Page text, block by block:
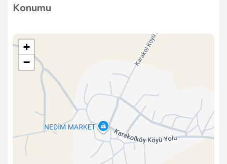
ile dikkat çekmektedir. Detaylı bilgi için cami
Konumu
+
−